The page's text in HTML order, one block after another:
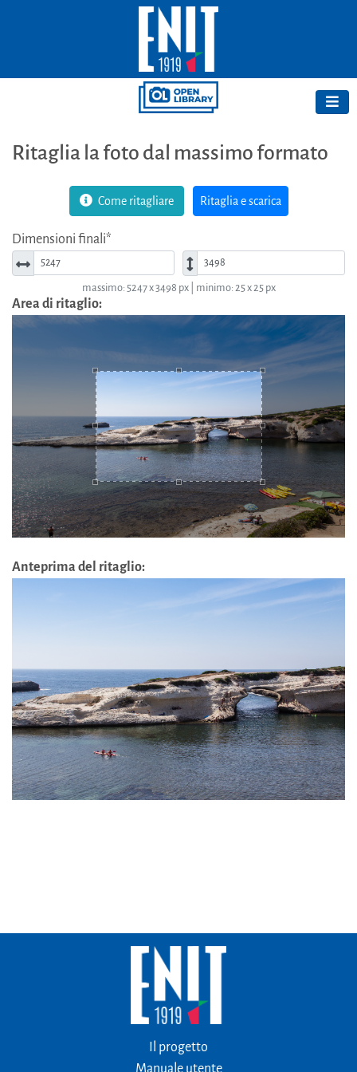
Ritaglia la foto dal massimo formato
Dimensioni finali*
Larghezza*
Altezza*
massimo: 5247 x 3498 px | minimo: 25 x 25 px
Come ritagliare Ritaglia e scarica
Anteprima del ritaglio:
Area di ritaglio:
Il progetto
Manuale utente